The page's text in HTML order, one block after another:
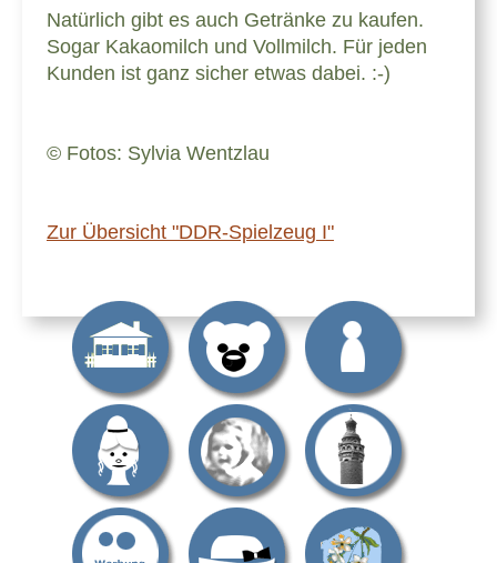
Natürlich gibt es auch Getränke zu kaufen.
Sogar Kakaomilch und Vollmilch. Für jeden
Kunden ist ganz sicher etwas dabei. :-)
© Fotos: Sylvia Wentzlau
Zur Übersicht "DDR-Spielzeug I"